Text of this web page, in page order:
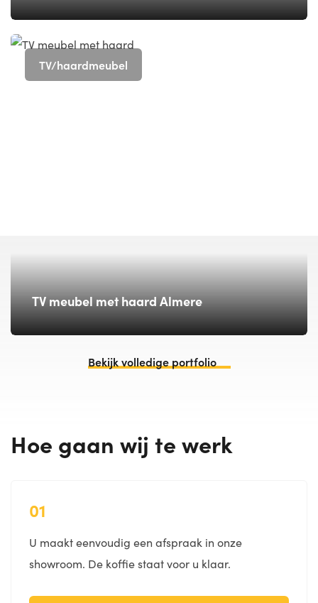
TV/haardmeubel
TV meubel met haard Almere
Bekijk volledige portfolio
Hoe gaan wij te werk
01
U maakt eenvoudig een afspraak in onze
showroom. De koffie staat voor u klaar.